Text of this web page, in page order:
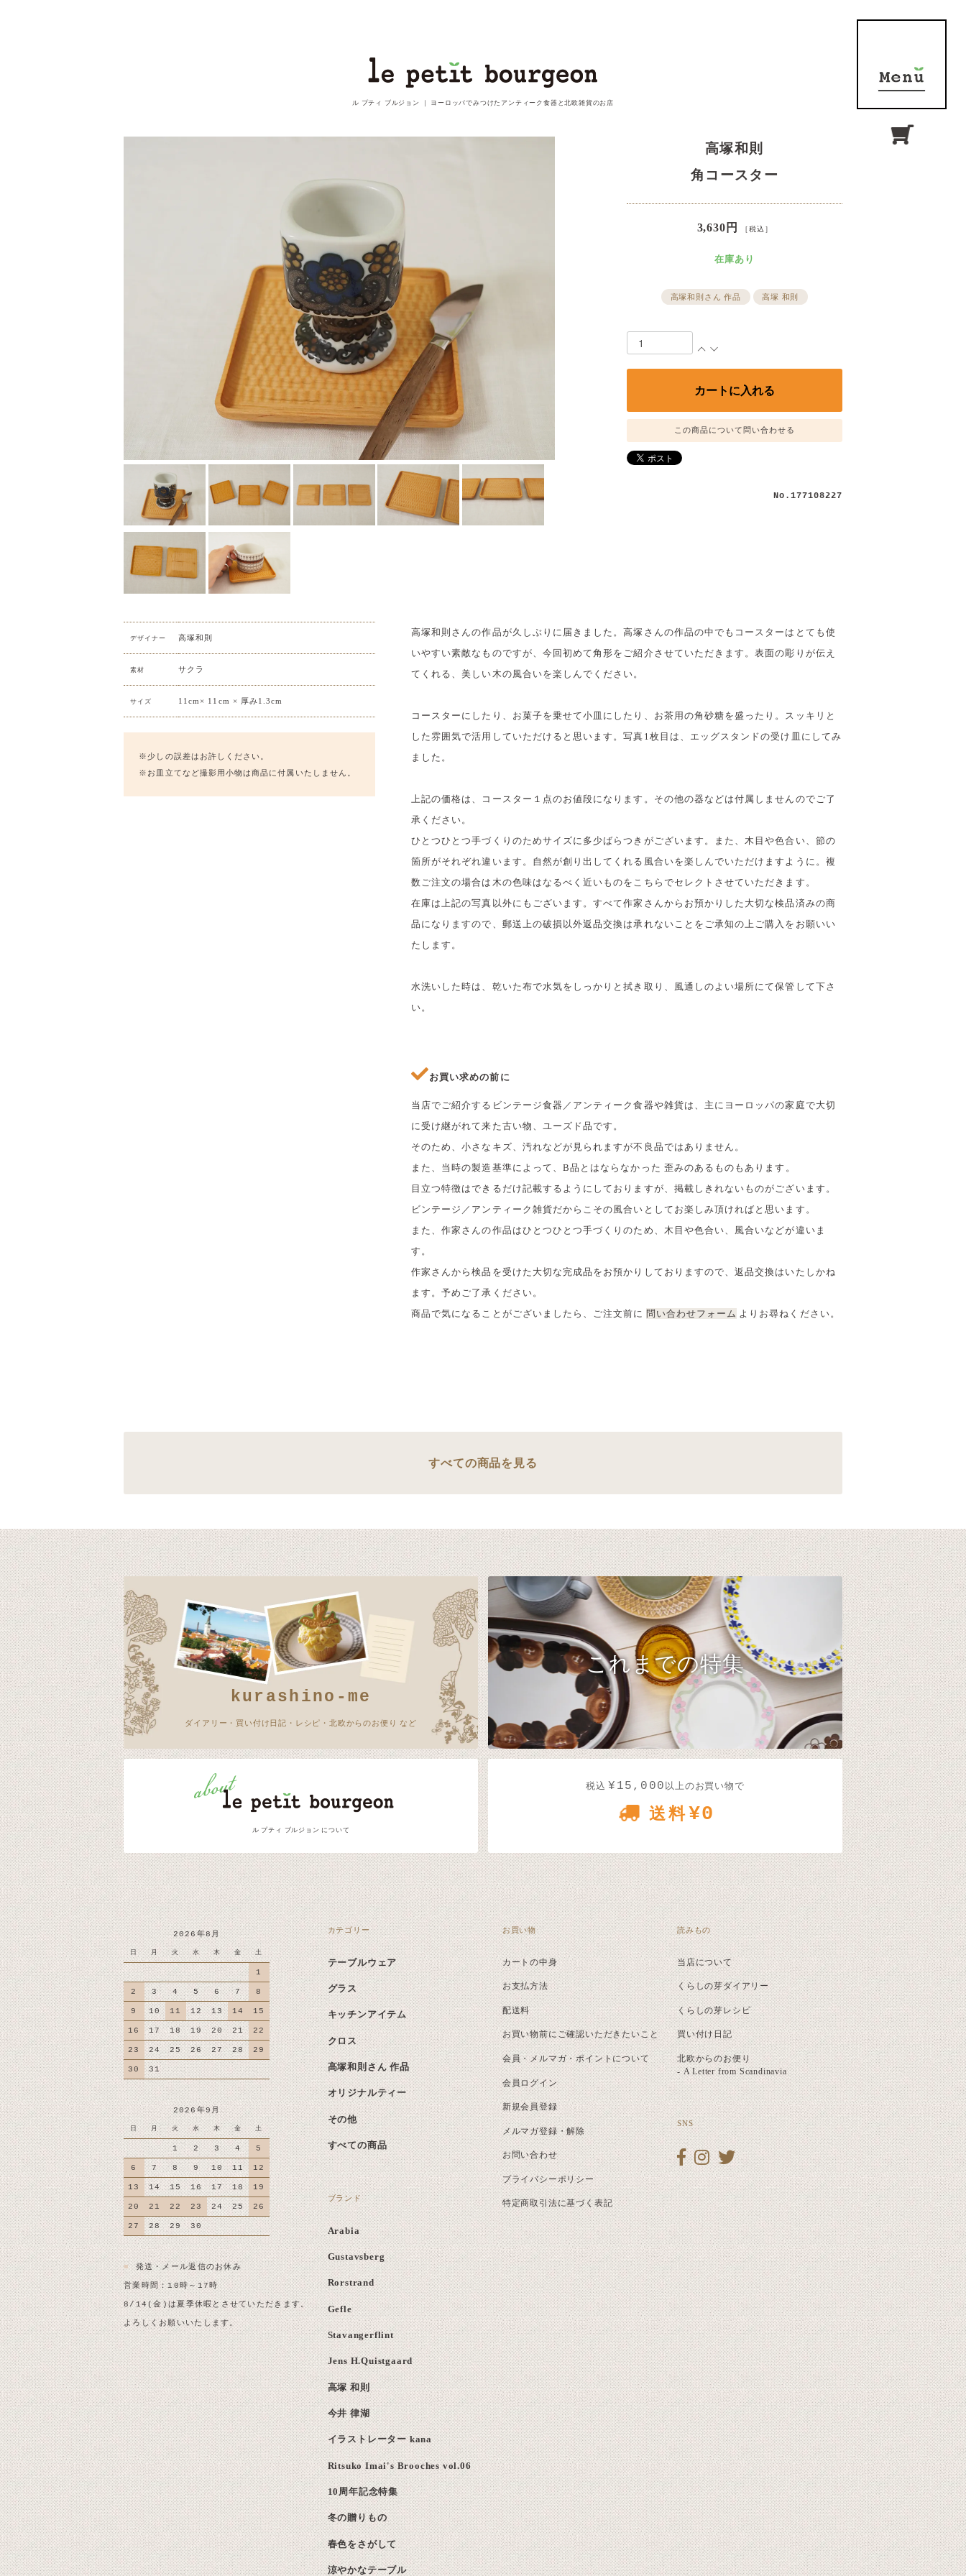
ル プティ ブルジョン ｜ ヨーロッパでみつけたアンティーク食器と北欧雑貨のお店
高塚和則
角コースター
3,630円 ［税込］
在庫あり
高塚和則さん 作品 高塚 和則
この商品について問い合わせる
No.177108227
デザイナー 高塚和則
素材 サクラ
サイズ 11cm× 11cm × 厚み1.3cm
※少しの誤差はお許しください。
※お皿立てなど撮影用小物は商品に付属いたしません。
高塚和則さんの作品が久しぶりに届きました。高塚さんの作品の中でもコースターはとても使
いやすい素敵なものですが、今回初めて角形をご紹介させていただきます。表面の彫りが伝え
てくれる、美しい木の風合いを楽しんでください。
コースターにしたり、お菓子を乗せて小皿にしたり、お茶用の角砂糖を盛ったり。スッキリと
した雰囲気で活用していただけると思います。写真1枚目は、エッグスタンドの受け皿にしてみ
ました。
上記の価格は、コースター１点のお値段になります。その他の器などは付属しませんのでご了
承ください。
ひとつひとつ手づくりのためサイズに多少ばらつきがございます。また、木目や色合い、節の
箇所がそれぞれ違います。自然が創り出してくれる風合いを楽しんでいただけますように。複
数ご注文の場合は木の色味はなるべく近いものをこちらでセレクトさせていただきます。
在庫は上記の写真以外にもございます。すべて作家さんからお預かりした大切な検品済みの商
品になりますので、郵送上の破損以外返品交換は承れないことをご承知の上ご購入をお願いい
たします。
水洗いした時は、乾いた布で水気をしっかりと拭き取り、風通しのよい場所にて保管して下さ
い。
お買い求めの前に
当店でご紹介するビンテージ食器／アンティーク食器や雑貨は、主にヨーロッパの家庭で大切
に受け継がれて来た古い物、ユーズド品です。
そのため、小さなキズ、汚れなどが見られますが不良品ではありません。
また、当時の製造基準によって、B品とはならなかった 歪みのあるものもあります。
目立つ特徴はできるだけ記載するようにしておりますが、掲載しきれないものがございます。
ビンテージ／アンティーク雑貨だからこその風合いとしてお楽しみ頂ければと思います。
また、作家さんの作品はひとつひとつ手づくりのため、木目や色合い、風合いなどが違いま
す。
作家さんから検品を受けた大切な完成品をお預かりしておりますので、返品交換はいたしかね
ます。予めご了承ください。
商品で気になることがございましたら、ご注文前に 問い合わせフォーム よりお尋ねください。
すべての商品を見る
kurashino-me
ダイアリー・買い付け日記・レシピ・北欧からのお便り など
これまでの特集
ル プティ ブルジョン について
税込 ¥15,000 以上のお買い物で
送料¥0
2026年8月
日 月 火 水 木 金 土
1
2 3 4 5 6 7 8
9 10 11 12 13 14 15
16 17 18 19 20 21 22
23 24 25 26 27 28 29
30 31
2026年9月
日 月 火 水 木 金 土
1 2 3 4 5
6 7 8 9 10 11 12
13 14 15 16 17 18 19
20 21 22 23 24 25 26
27 28 29 30
■発送・メール返信のお休み
営業時間：10時～17時
8/14(金)は夏季休暇とさせていただきます。
よろしくお願いいたします。
カテゴリー
テーブルウェア
グラス
キッチンアイテム
クロス
高塚和則さん 作品
オリジナルティー
その他
すべての商品
ブランド
Arabia
Gustavsberg
Rorstrand
Gefle
Stavangerflint
Jens H.Quistgaard
高塚 和則
今井 律湖
イラストレーター kana
Ritsuko Imai's Brooches vol.06
10周年記念特集
冬の贈りもの
春色をさがして
涼やかなテーブル
お買い物
カートの中身
お支払方法
配送料
お買い物前にご確認いただきたいこと
会員・メルマガ・ポイントについて
会員ログイン
新規会員登録
メルマガ登録・解除
お問い合わせ
プライバシーポリシー
特定商取引法に基づく表記
読みもの
当店について
くらしの芽ダイアリー
くらしの芽レシピ
買い付け日記
北欧からのお便り
- A Letter from Scandinavia
SNS